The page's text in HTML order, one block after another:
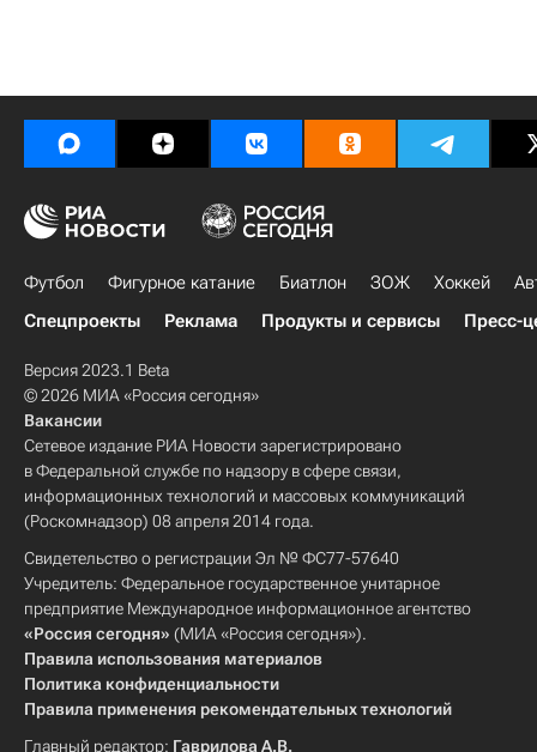
Футбол Фигурное катание Биатлон ЗОЖ Хоккей
Спецпроекты
Реклама Продукты и сервисы Пресс-
Версия 2023.1 Beta
© 2026 МИА «Россия сегодня»
Вакансии
Сетевое издание РИА Новости зарегистрировано
в Федеральной службе по надзору в сфере связи,
информационных технологий и массовых коммуникаций
(Роскомнадзор) 08 апреля 2014 года.
Свидетельство о регистрации Эл № ФС77-57640
Учредитель: Федеральное государственное унитарное
предприятие Международное информационное агентство
«Россия сегодня» (МИА «Россия сегодня»).
Правила использования материалов
Политика конфиденциальности
Правила применения рекомендательных технологий
Главный редактор: Гаврилова А.В.